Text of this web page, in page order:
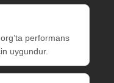
performans
uygundur.